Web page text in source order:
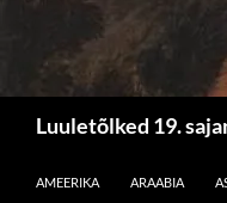
Luuletõlked 19.
AMEERIKA
ARAABIA